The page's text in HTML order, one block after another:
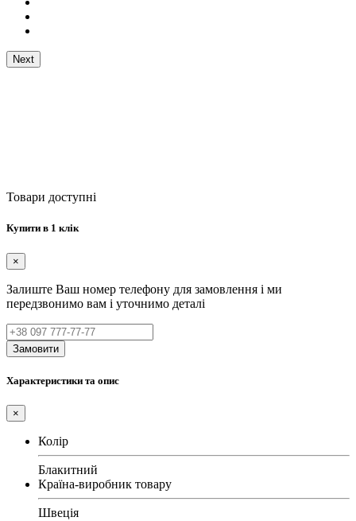
Next
Товари доступні
Купити в 1 клік
×
Залиште Ваш номер телефону для замовлення і ми
передзвонимо вам і уточнимо деталі
Замовити
Характеристики та опис
×
Колір
Блакитний
Країна-виробник товару
Швеція